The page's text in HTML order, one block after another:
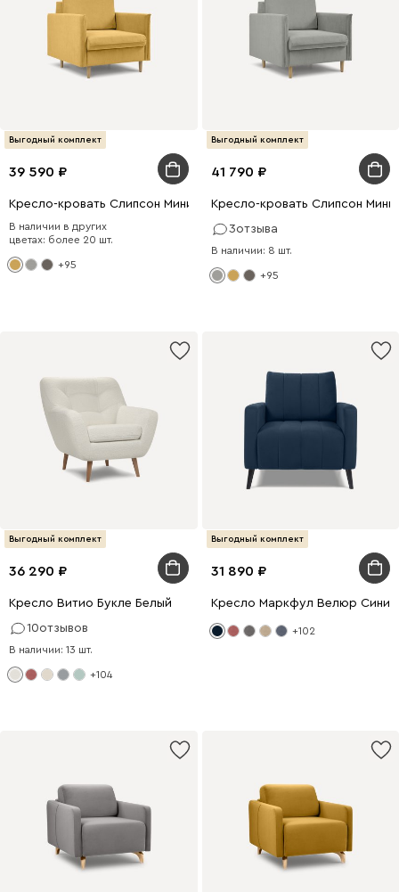
Выгодный комплект
39 590
Кресло-кровать Слипсон Мини Вельвет Желтый
В наличии в других
цветах: более 20 шт.
+95
Выгодный комплект
41 790
Кресло-кровать Слипсон
3отзыва
В наличии: 8 шт.
+95
Выгодный комплект
36 290
Кресло Витио Букле Белый
10отзывов
В наличии: 13 шт.
+104
Выгодный комплект
31 890
Кресло Маркфул Велюр Синий
+102